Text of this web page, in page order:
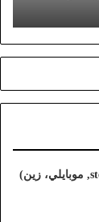
خطوات توثيق شريحة الاتصال (stc, موبايلي، زين)